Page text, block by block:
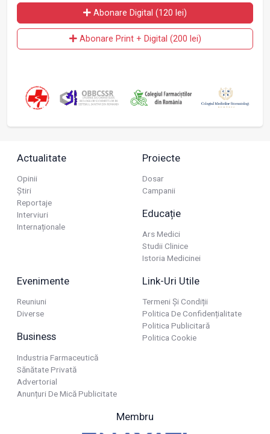
Abonare Digital (120 lei)
Abonare Print + Digital (200 lei)
Actualitate
Opinii
Știri
Reportaje
Interviuri
Internaționale
Proiecte
Dosar
Campanii
Educație
Ars Medici
Studii Clinice
Istoria Medicinei
Evenimente
Reuniuni
Diverse
Business
Industria Farmaceutică
Sănătate Privată
Advertorial
Anunțuri De Mică Publicitate
Link-Uri Utile
Termeni Și Condiții
Politica De Confidențialitate
Politica Publicitară
Politica Cookie
Membru